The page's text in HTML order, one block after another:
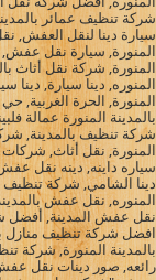
شركة تنظيف عمائر
سيارة دينا لنقل العفش,
المنورة, سيارة نقل
المنورة, شركة نقل أثاث
المنوره, دينا سيارة,
المنورة, الحرة
بالمدينة المنورة عمالة
شركة تنظيف بالمدينة,
المنورة, نقل أثاث, شركات
سياره داينه, دينه نقل
دينا الشامي, شركة تنظيف
المنوره, نقل عفش
نقل عفش المدينة, أفضل
افضل شركة تنظيف منازل
بالمدينة المنورة, شركة
رائعه, صور دينات نقل